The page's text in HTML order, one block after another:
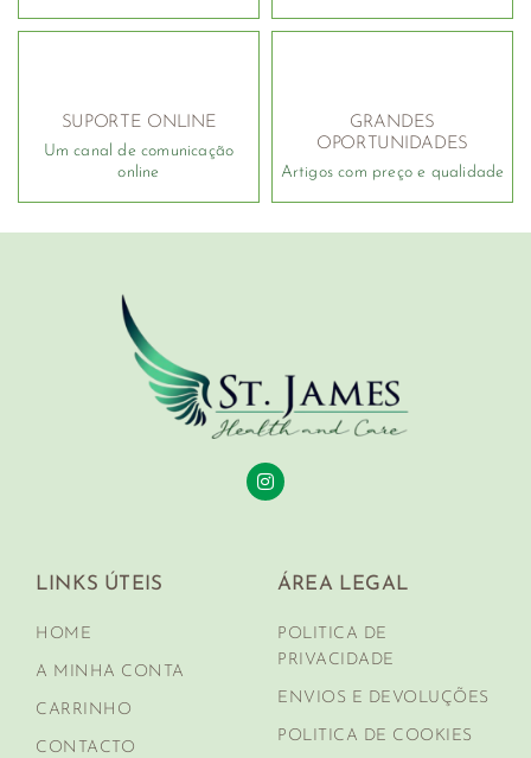
SUPORTE ONLINE
Um canal de comunicação
online
GRANDES
OPORTUNIDADES
Artigos com preço e qualidade
LINKS ÚTEIS
HOME
A MINHA CONTA
CARRINHO
CONTACTO
ÁREA LEGAL
POLITICA DE
PRIVACIDADE
ENVIOS E DEVOLUÇÕES
POLITICA DE COOKIES